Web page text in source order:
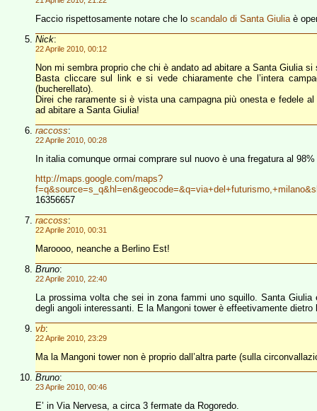
Faccio rispettosamente notare che lo scandalo di Santa Giuliaè
Nick:
22 Aprile 2010, 00:12
Non mi sembra proprio che chi è andato ad abitare a Santa Giulia
Basta cliccare sul link e si vede chiaramente che l’intera
(bucherellato).
Direi che raramente si è vista una campagna più onesta e fedele
ad abitare a Santa Giulia!
raccoss:
22 Aprile 2010, 00:28
In italia comunque ormai comprare sul nuovo è una fregatura al 98%
http://maps.google.com/maps?
16356657
raccoss:
22 Aprile 2010, 00:31
Maroooo, neanche a Berlino Est!
Bruno:
22 Aprile 2010, 22:40
La prossima volta che sei in zona fammi uno squillo. Santa
degli angoli interessanti. E la Mangoni tower è effeetivamente dietro
vb:
22 Aprile 2010, 23:29
Ma la Mangoni tower non è proprio dall’altra parte (sulla
Bruno:
23 Aprile 2010, 00:46
E’ in Via Nervesa, a circa 3 fermate da Rogoredo.